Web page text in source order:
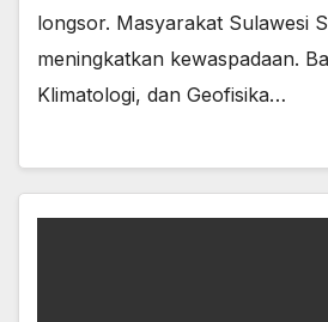
longsor. Masyarakat Sulawesi
meningkatkan kewaspadaan.
Klimatologi, dan Geofisika…